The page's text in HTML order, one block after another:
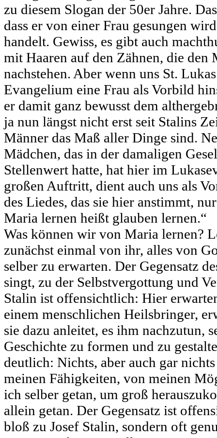
zu diesem Slogan der 50er Jahre.
dass er von einer Frau gesungen
handelt. Gewiss, es gibt auch
mit Haaren auf den Zähnen, die den
nachstehen. Aber wenn uns St.
Evangelium eine Frau als Vorbild
er damit ganz bewusst dem
ja nun längst nicht erst seit Stalins
Männer das Maß aller Dinge sind.
Mädchen, das in der damaligen
Stellenwert hatte, hat hier im
großen Auftritt, dient auch uns als
des Liedes, das sie hier anstimmt,
Maria lernen heißt glauben lernen.“
Was können wir von Maria lernen?
zunächst einmal von ihr, alles von
selber zu erwarten. Der Gegensatz
singt, zu der Selbstvergottung und
Stalin ist offensichtlich: Hier
einem menschlichen Heilsbringer,
sie dazu anleitet, es ihm nachzutun,
Geschichte zu formen und zu
deutlich: Nichts, aber auch gar
meinen Fähigkeiten, von meinen
ich selber getan, um groß
allein getan. Der Gegensatz ist
bloß zu Josef Stalin, sondern oft